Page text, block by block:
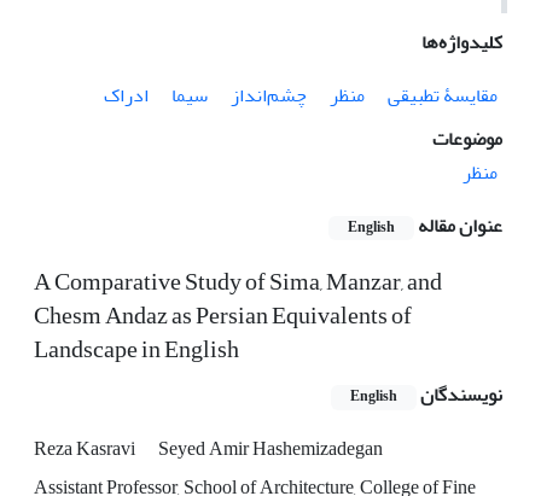
کلیدواژه‌ها
مقایسۀ تطبیقی
منظر چشم‌‌انداز سیما
ادراک
موضوعات
منظر
عنوان مقاله
English
A Comparative Study of Sima, Manzar, and
Chesm Andaz as Persian Equivalents of
Landscape in English
نویسندگان English
Reza Kasravi
Seyed Amir Hashemizadegan
Assistant Professor, School of Architecture, College of Fine